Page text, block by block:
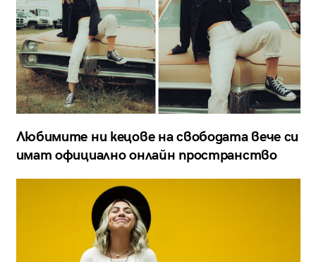
Любимите ни кецове на свободата вече си
имат официално онлайн пространство